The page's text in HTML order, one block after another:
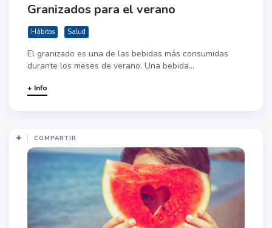
Granizados para el verano
Hábitos Salud
El granizado es una de las bebidas más consumidas
durante los meses de verano. Una bebida...
+ Info
COMPARTIR